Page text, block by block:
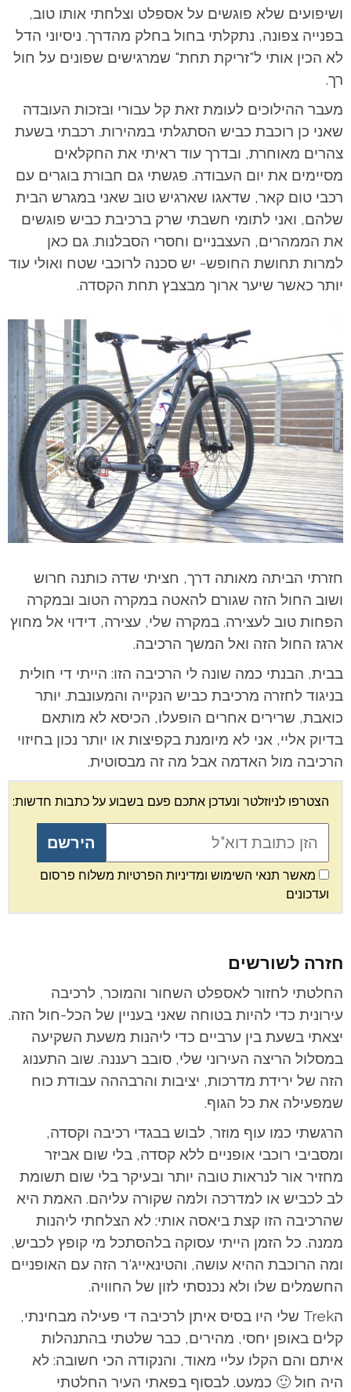
ושיפועים שלא פוגשים על אספלט וצלחתי אותו טוב,
בפנייה צפונה, נתקלתי בחול בחלק מהדרך. ניסיוני הדל
לא הכין אותי ל"זריקת תחת" שמרגישים שפונים על חול
רך.
מעבר ההילוכים לעומת זאת קל עבורי ובזכות העובדה
שאני כן רוכבת כביש הסתגלתי במהירות. רכבתי בשעת
צהרים מאוחרת, ובדרך עוד ראיתי את החקלאים
מסיימים את יום העבודה. פגשתי גם חבורת בוגרים עם
רכבי טום קאר, שדאגו שארגיש טוב שאני במגרש הבית
שלהם, ואני לתומי חשבתי שרק ברכיבת כביש פוגשים
את הממהרים, העצבניים וחסרי הסבלנות. גם כאן
למרות תחושת החופש- יש סכנה לרוכבי שטח ואולי עוד
יותר כאשר שיער ארוך מבצבץ תחת הקסדה.
חזרתי הביתה מאותה דרך, חציתי שדה כותנה חרוש
ושוב החול הזה שגורם להאטה במקרה הטוב ובמקרה
הפחות טוב לעצירה. במקרה שלי, עצירה, דידוי אל מחוץ
ארגז החול הזה ואל המשך הרכיבה.
בבית, הבנתי כמה שונה לי הרכיבה הזו: הייתי די חולית
בניגוד לחזרה מרכיבת כביש הנקייה והמעונבת. יותר
כואבת, שרירים אחרים הופעלו, הכיסא לא מותאם
בדיוק אליי, אני לא מיומנת בקפיצות או יותר נכון בחיזוי
הרכיבה מול האדמה אבל מה זה מבסוטית.
הצטרפו לניוזלטר ונעדכן אתכם פעם בשבוע על כתבות חדשות:
מאשר תנאי השימוש ומדיניות הפרטיות משלוח פרסום
ועדכונים
חזרה לשורשים
החלטתי לחזור לאספלט השחור והמוכר, לרכיבה
עירונית כדי להיות בטוחה שאני בעניין של הכל-חול הזה.
יצאתי בשעת בין ערביים כדי ליהנות משעת השקיעה
במסלול הריצה העירוני שלי, סובב רעננה. שוב התענוג
הזה של ירידת מדרכות, יציבות והרבההה עבודת כוח
שמפעילה את כל הגוף.
הרגשתי כמו עוף מוזר, לבוש בבגדי רכיבה וקסדה,
ומסביבי רוכבי אופניים ללא קסדה, בלי שום אביזר
מחזיר אור לנראות טובה יותר ובעיקר בלי שום תשומת
לב לכביש או למדרכה ולמה שקורה עליהם. האמת היא
שהרכיבה הזו קצת ביאסה אותי: לא הצלחתי ליהנות
ממנה. כל הזמן הייתי עסוקה בלהסתכל מי קופץ לכביש,
ומה הרוכבת ההיא עושה, והטינאייג'ר הזה עם האופניים
החשמלים שלו ולא נכנסתי לזון של החוויה.
הTrek שלי היו בסיס איתן לרכיבה די פעילה מבחינתי,
קלים באופן יחסי, מהירים, כבר שלטתי בהתנהלות
איתם והם הקלו עליי מאוד, והנקודה הכי חשובה: לא
היה חול 🙂 כמעט. לבסוף בפאתי העיר החלטתי